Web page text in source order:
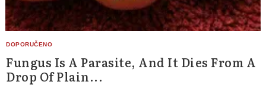
Fungus Is A Parasite, And It Dies From A
Drop Of Plain...